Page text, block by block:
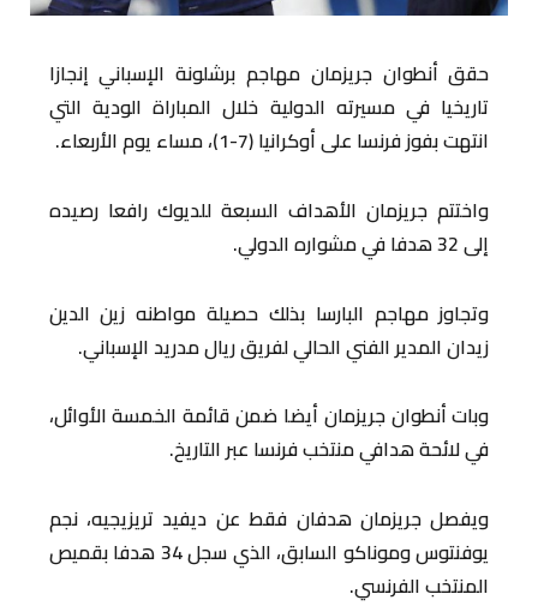
حقق أنطوان جريزمان مهاجم برشلونة الإسباني إنجازا
تاريخيا في مسيرته الدولية خلال المباراة الودية التي
انتهت بفوز فرنسا على أوكرانيا (7-1)، مساء يوم الأربعاء.
واختتم جريزمان الأهداف السبعة للديوك رافعا رصيده
إلى 32 هدفا في مشواره الدولي.
وتجاوز مهاجم البارسا بذلك حصيلة مواطنه زين الدين
زيدان المدير الفني الحالي لفريق ريال مدريد الإسباني.
وبات أنطوان جريزمان أيضا ضمن قائمة الخمسة الأوائل،
في لائحة هدافي منتخب فرنسا عبر التاريخ.
ويفصل جريزمان هدفان فقط عن ديفيد تريزيجيه، نجم
يوفنتوس وموناكو السابق، الذي سجل 34 هدفا بقميص
المنتخب الفرنسي.